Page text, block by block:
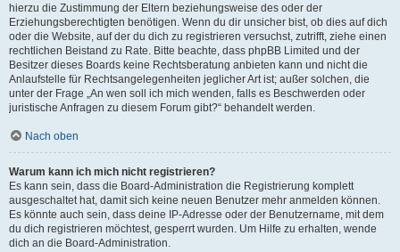
hierzu die Zustimmung der Eltern beziehungsweise des oder der
Erziehungsberechtigten benötigen. Wenn du dir unsicher bist, ob dies auf dich
oder die Website, auf der du dich zu registrieren versuchst, zutrifft, ziehe einen
rechtlichen Beistand zu Rate. Bitte beachte, dass phpBB Limited und der
Besitzer dieses Boards keine Rechtsberatung anbieten kann und nicht die
Anlaufstelle für Rechtsangelegenheiten jeglicher Art ist; außer solchen, die
unter der Frage „An wen soll ich mich wenden, falls es Beschwerden oder
juristische Anfragen zu diesem Forum gibt?“ behandelt werden.
Nach oben
Warum kann ich mich nicht registrieren?
Es kann sein, dass die Board-Administration die Registrierung komplett
ausgeschaltet hat, damit sich keine neuen Benutzer mehr anmelden können.
Es könnte auch sein, dass deine IP-Adresse oder der Benutzername, mit dem
du dich registrieren möchtest, gesperrt wurden. Um Hilfe zu erhalten, wende
dich an die Board-Administration.